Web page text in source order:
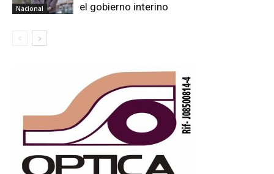
Nacional
el gobierno interino